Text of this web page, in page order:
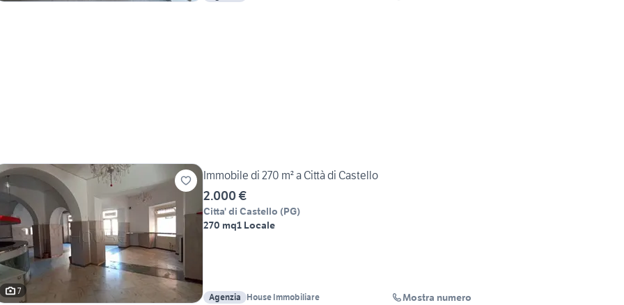
7
Immobile di 270 m² a Città di Castello
2.000 €
Citta' di Castello (PG)
270 mq1 Locale
Agenzia House Immobiliare Mostra numero